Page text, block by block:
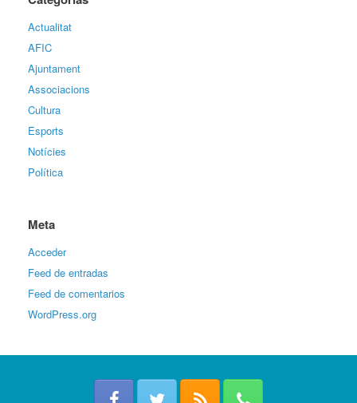
Actualitat
AFIC
Ajuntament
Associacions
Cultura
Esports
Notícies
Política
Meta
Acceder
Feed de entradas
Feed de comentarios
WordPress.org